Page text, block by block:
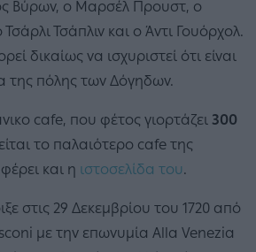
Βύρων, ο Μαρσέλ Προυστ, o
Τσάρλι Τσάπλιν και ο Άντι Γουόρχολ.
δικαίως να ισχυριστεί ότι είναι
της πόλης των Δόγηδων.
cafe, που φέτος γιορτάζει 300
το παλαιότερο cafe της
και η ιστοσελίδα του.
στις 29 Δεκεμβρίου του 1720 από
με την επωνυμία Alla Venezia